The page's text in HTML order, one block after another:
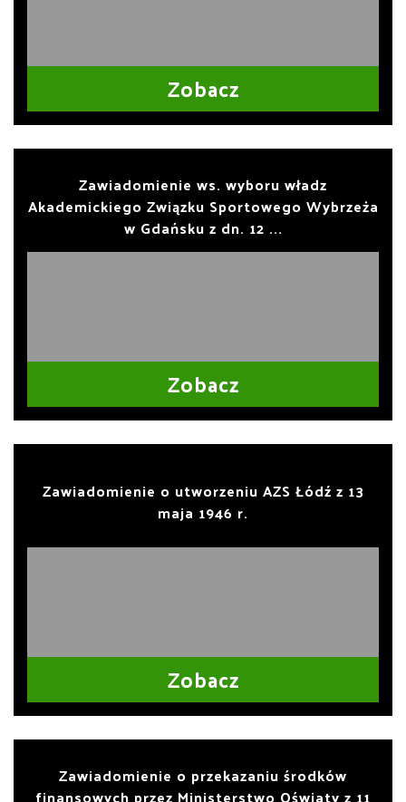
Zobacz
Zawiadomienie ws. wyboru władz
Akademickiego Związku Sportowego Wybrzeża
w Gdańsku z dn. 12 ...
Zobacz
Zawiadomienie o utworzeniu AZS Łódź z 13
maja 1946 r.
Zobacz
Zawiadomienie o przekazaniu środków